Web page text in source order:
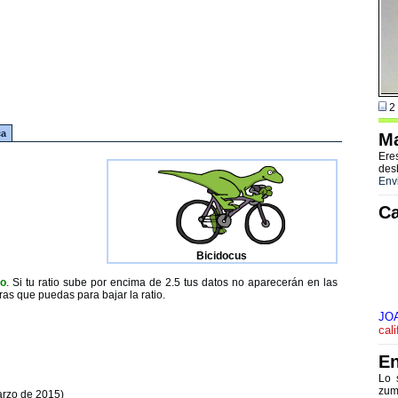
Bicidocus
. Si tu ratio sube por encima de 2.5 tus datos no aparecerán en las
que puedas para bajar la ratio.
de 2015)
2
Lo